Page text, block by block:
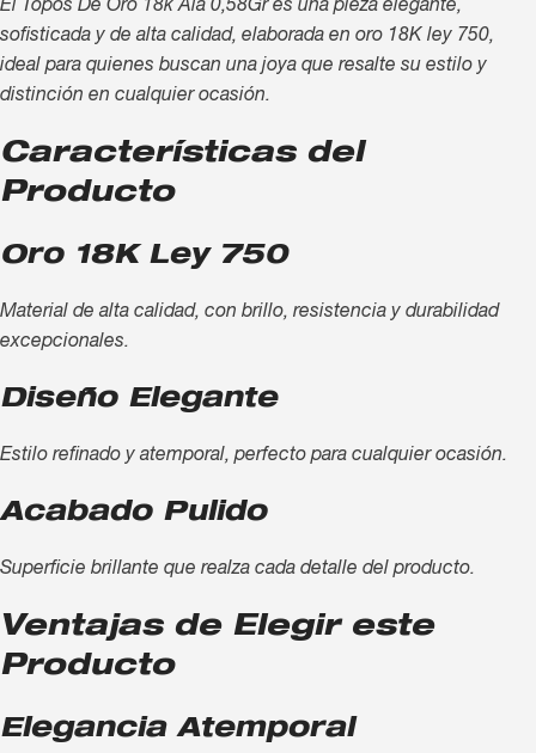
El Topos De Oro 18k Ala 0,58Gr es una pieza elegante,
sofisticada y de alta calidad, elaborada en oro 18K ley 750,
ideal para quienes buscan una joya que resalte su estilo y
distinción en cualquier ocasión.
Características del
Producto
Oro 18K Ley 750
Material de alta calidad, con brillo, resistencia y durabilidad
excepcionales.
Diseño Elegante
Estilo refinado y atemporal, perfecto para cualquier ocasión.
Acabado Pulido
Superficie brillante que realza cada detalle del producto.
Ventajas de Elegir este
Producto
Elegancia Atemporal